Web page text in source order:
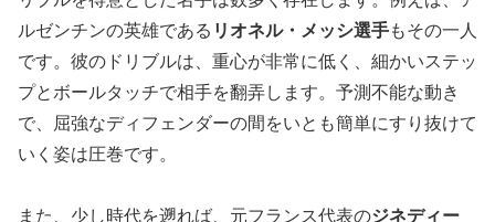
ルゼンチンの英雄である リオネル・メッシ選手もその一人
です。彼のドリブルは、重心が非常に低く、細かいステッ
プとボールタッチで相手を翻弄します。予測不能な動き
で、屈強なディフェンダーの間をいとも簡単にすり抜けて
いく姿は圧巻です。
また、少し時代を遡れば、元フランス代表のジネディー